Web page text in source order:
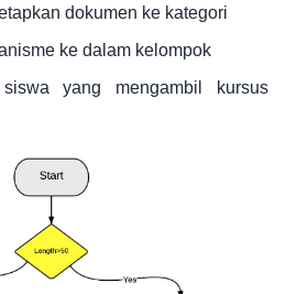
dokumen ke kategori
ke dalam kelompok
yang mengambil kursus